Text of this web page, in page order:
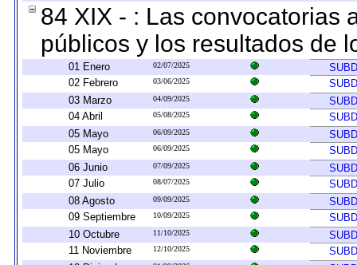
84 XIX - : Las convocatorias
públicos y los resultados de
01 Enero 02/07/2025
02 Febrero
03/06/2025
03 Marzo
04/09/2025
04 Abril
05/08/2025
05 Mayo
06/09/2025
05 Mayo
06/09/2025
06 Junio
07/09/2025
07 Julio
08/07/2025
08 Agosto
09/09/2025
09 Septiembre
10/09/2025
10 Octubre
11/10/2025
11 Noviembre
12/10/2025